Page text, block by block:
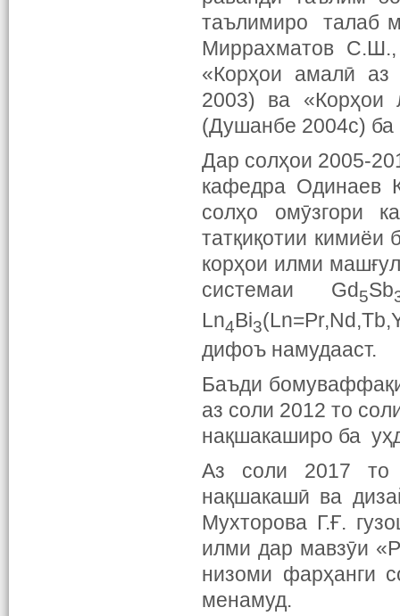
таълимиро талаб
Миррахматов
«Корҳои амалӣ аз
2003) ва «Корҳои
(Душанбе 2004с) ба
Дар солҳои 2005-
кафедра Одинаев
солҳо омӯзгори
татқиқотии
корҳои илми
системаи Gd5Sb
Ln4Bi3
дифоъ намудааст.
Баъди
аз соли 2012 то
нақшакаширо ба
Аз соли 2017 то
нақшакашӣ ва
Мухторова Г.Ғ.
илми дар мавзӯи
низоми фарҳанги
менамуд.